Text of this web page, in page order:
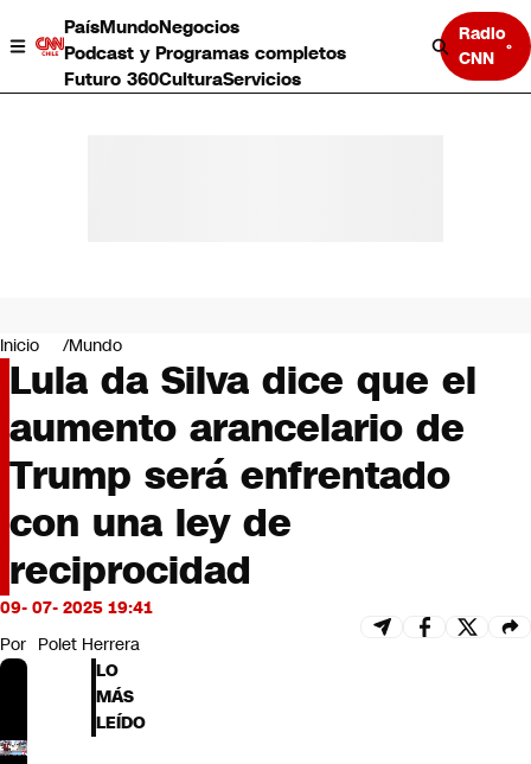
PaísMundoNegocios
Podcast y Programas completos
Futuro 360CulturaServicios
Radio
CNN
Negocios
Deportes
Programas completos
Cultura
Servicios
Bits
CNN tiempo
Futuro 360
Opinión
Inicio Mundo
Lula da Silva dice que el
aumento arancelario de
Trump será enfrentado
con una ley de
reciprocidad
09- 07- 2025 19:41
Por Polet Herrera
LO
MÁS
LEÍDO